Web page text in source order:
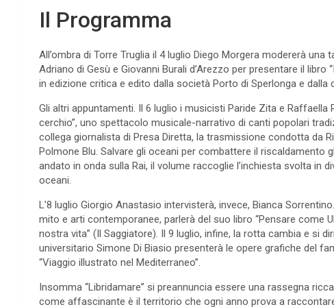
Il Programma
All’ombra di Torre Truglia il 4 luglio Diego Morgera modererà
Adriano di Gesù e Giovanni Burali d’Arezzo per presentare il
in edizione critica e edito dalla società Porto di Sperlonga e dalla
Gli altri appuntamenti. Il 6 luglio i musicisti Paride Zita e Raffaella
cerchio”, uno spettacolo musicale-narrativo di canti popolari
collega giornalista di Presa Diretta, la trasmissione condotta da
Polmone Blu. Salvare gli oceani per combattere il riscaldamento
andato in onda sulla Rai, il volume raccoglie l’inchiesta svolta in
oceani.
L’8 luglio Giorgio Anastasio intervisterà, invece, Bianca
mito e arti contemporanee, parlerà del suo libro “Pensare come
nostra vita” (Il Saggiatore). Il 9 luglio, infine, la rotta cambia e si
universitario Simone Di Biasio presenterà le opere grafiche del
“Viaggio illustrato nel Mediterraneo”.
Insomma “Libridamare” si preannuncia essere una rassegna
come affascinante è il territorio che ogni anno prova a